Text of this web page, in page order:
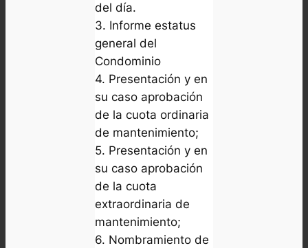
del día.
3. Informe estatus
general del
Condominio
4. Presentación y en
su caso aprobación
de la cuota ordinaria
de mantenimiento;
5. Presentación y en
su caso aprobación
de la cuota
extraordinaria de
mantenimiento;
6. Nombramiento de